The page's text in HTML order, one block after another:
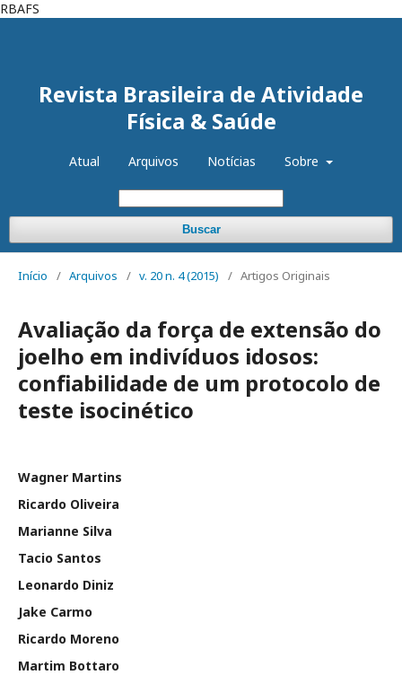
RBAFS
Revista Brasileira de Atividade
Física & Saúde
Atual Arquivos Notícias Sobre
Buscar
Início / Arquivos / v. 20 n. 4 (2015) / Artigos Originais
Avaliação da força de extensão do
joelho em indivíduos idosos:
confiabilidade de um protocolo de
teste isocinético
Wagner Martins
Ricardo Oliveira
Marianne Silva
Tacio Santos
Leonardo Diniz
Jake Carmo
Ricardo Moreno
Martim Bottaro